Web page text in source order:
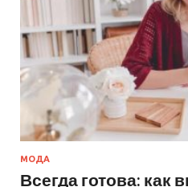
МОДА
Всегда готова: как